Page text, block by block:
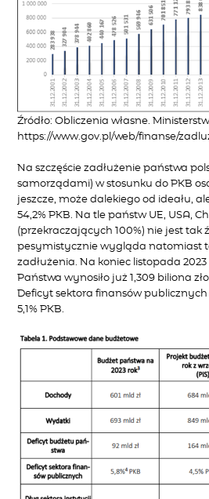
Źródło: Obliczenia własne.
https://www.gov.pl/web/finanse/
Na szczęście zadłużenie państwa
samorządami) w stosunku do PKB
jeszcze, może dalekiego od ideału,
54,2% PKB. Na tle państw UE, USA,
(przekraczających 100%) nie jest tak
pesymistycznie wygląda natomiast
zadłużenia. Na koniec listopada
Państwa wynosiło już 1,309 biliona
Deficyt sektora finansów
5,1% PKB.